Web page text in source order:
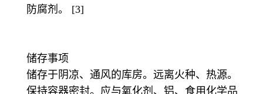
防腐剂。 [3]
储存事项
储存于阴凉、通风的库房。远离火种、热源。
保持容器密封。应与氧化剂、铝、食用化学品